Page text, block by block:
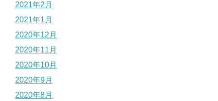
2021年2月
2021年1月
2020年12月
2020年11月
2020年10月
2020年9月
2020年8月